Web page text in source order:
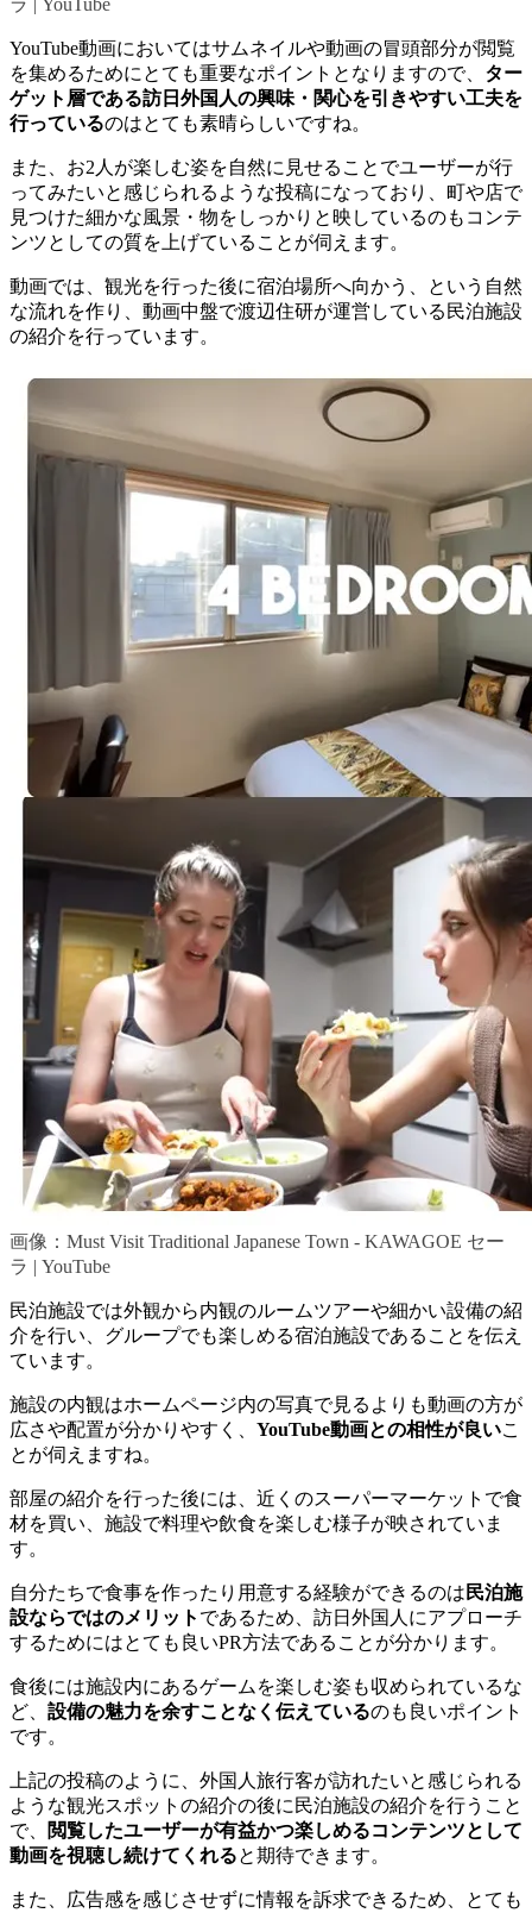
ラ | YouTube
YouTube動画においてはサムネイルや動画の冒頭部分が閲覧
を集めるためにとても重要なポイントとなりますので、 ター
ゲット層である訪日外国人の興味・関心を引きやすい工夫を
行っているのはとても素晴らしいですね。
また、お2人が楽しむ姿を自然に見せることでユーザーが行
ってみたいと感じられるような投稿になっており、町や店で
見つけた細かな風景・物をしっかりと映しているのもコンテ
ンツとしての質を上げていることが伺えます。
動画では、観光を行った後に宿泊場所へ向かう、という自然
な流れを作り、動画中盤で渡辺住研が運営している民泊施設
の紹介を行っています。
画像：Must Visit Traditional Japanese Town - KAWAGOE セー
ラ | YouTube
民泊施設では外観から内観のルームツアーや細かい設備の紹
介を行い、グループでも楽しめる宿泊施設であることを伝え
ています。
施設の内観はホームページ内の写真で見るよりも動画の方が
広さや配置が分かりやすく、 YouTube動画との相性が良いこ
とが伺えますね。
部屋の紹介を行った後には、近くのスーパーマーケットで食
材を買い、施設で料理や飲食を楽しむ様子が映されていま
す。
自分たちで食事を作ったり用意する経験ができるのは 民泊施
設ならではのメリット であるため、訪日外国人にアプローチ
するためにはとても良いPR方法であることが分かります。
食後には施設内にあるゲームを楽しむ姿も収められているな
ど、 設備の魅力を余すことなく伝えているのも良いポイント
です。
上記の投稿のように、外国人旅行客が訪れたいと感じられる
ような観光スポットの紹介の後に民泊施設の紹介を行うこと
で、
閲覧したユーザーが有益かつ楽しめるコンテンツとして
動画を視聴し続けてくれると期待できます。
また、広告感を感じさせずに情報を訴求できるため、とても